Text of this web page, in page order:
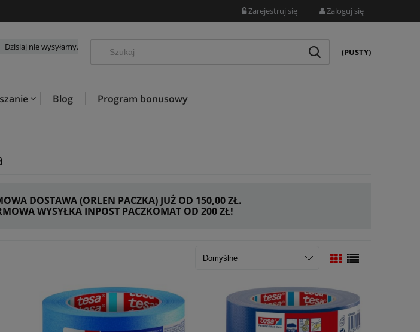
Zarejestruj się Zaloguj się
(PUSTY)
Dzisiaj nie wysyłamy.
Blog Program bonusowy
DOSTAWA (ORLEN PACZKA) JUŻ OD 150,00 ZŁ.
WYSYŁKA INPOST PACZKOMAT OD 200 ZŁ!